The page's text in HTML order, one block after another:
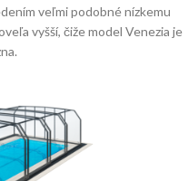
veľmi podobné nízkemu
vyšší, čiže model Venezia je